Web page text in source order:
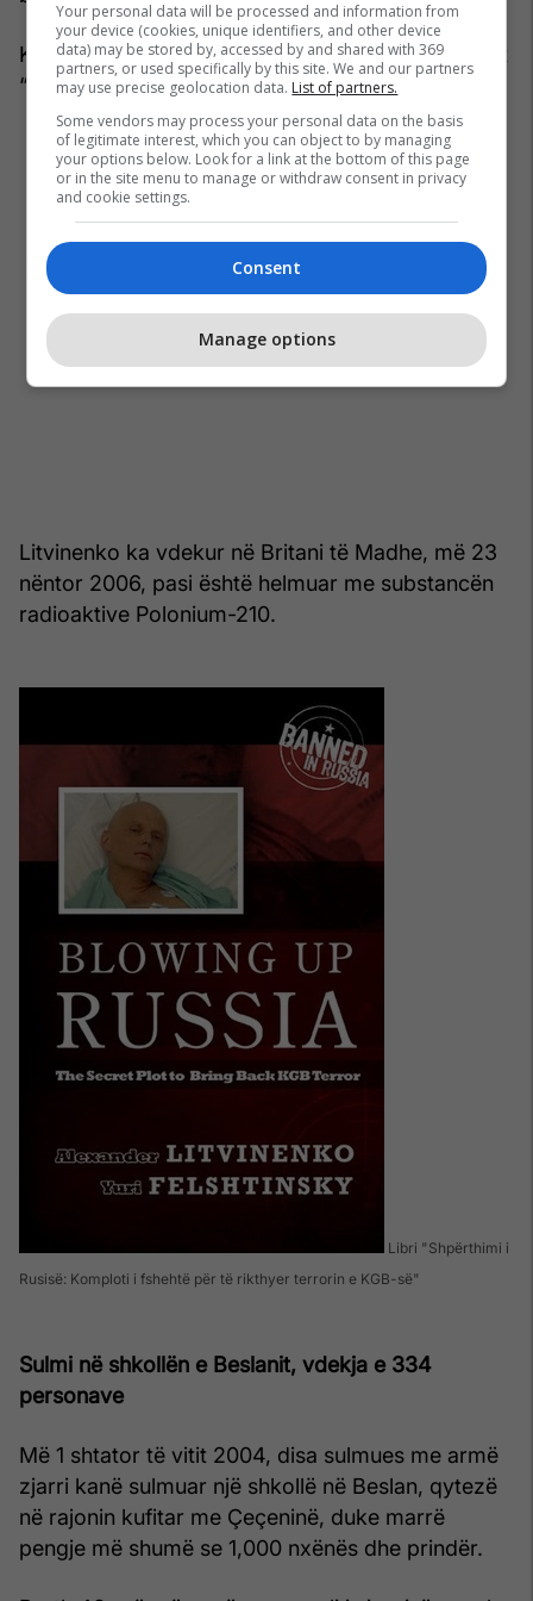
Ky libër është i ndaluar në Rusi, pasi konsiderohet
“material ekstremist”.
Litvinenko ka vdekur në Britani të Madhe, më 23
nëntor 2006, pasi është helmuar me substancën
radioaktive Polonium-210.
Libri "Shpërthimi i
Rusisë: Komploti i fshehtë për të rikthyer terrorin e KGB-së"
Sulmi në shkollën e Beslanit, vdekja e 334
personave
Më 1 shtator të vitit 2004, disa sulmues me armë
zjarri kanë sulmuar një shkollë në Beslan, qytezë
në rajonin kufitar me Çeçeninë, duke marrë
pengje më shumë se 1,000 nxënës dhe prindër.
Your personal data will be processed and information from
your device (cookies, unique identifiers, and other device
data) may be stored by, accessed by and shared with 369
partners, or used specifically by this site. We and our partners
may use precise geolocation data. List of partners.
Some vendors may process your personal data on the basis
of legitimate interest, which you can object to by managing
your options below. Look for a link at the bottom of this page
or in the site menu to manage or withdraw consent in privacy
and cookie settings.
Consent
Manage options